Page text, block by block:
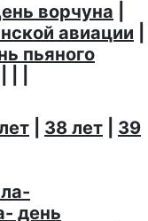
ворчуна
авиации
пьяного
38 лет
39
день